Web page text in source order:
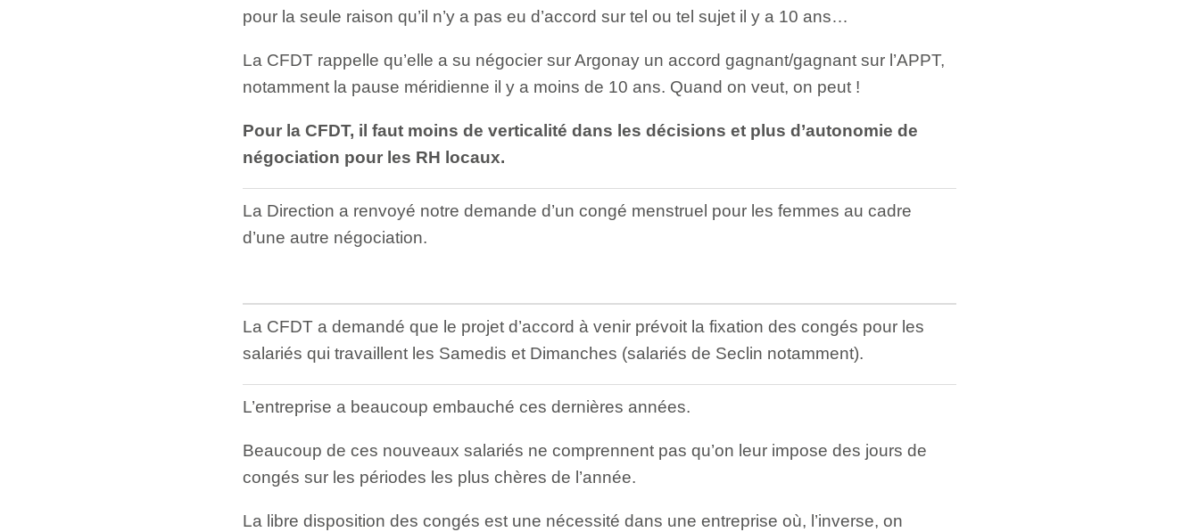
pour la seule raison qu’il n’y a pas eu d’accord sur tel ou tel sujet il y a 10 ans…
La CFDT rappelle qu’elle a su négocier sur Argonay un accord gagnant/gagnant sur l’APPT,
notamment la pause méridienne il y a moins de 10 ans. Quand on veut, on peut !
Pour la CFDT, il faut moins de verticalité dans les décisions et plus d’autonomie de
négociation pour les RH locaux.
La Direction a renvoyé notre demande d’un congé menstruel pour les femmes au cadre
d’une autre négociation.
La CFDT a demandé que le projet d’accord à venir prévoit la fixation des congés pour les
salariés qui travaillent les Samedis et Dimanches (salariés de Seclin notamment).
L’entreprise a beaucoup embauché ces dernières années.
Beaucoup de ces nouveaux salariés ne comprennent pas qu’on leur impose des jours de
congés sur les périodes les plus chères de l’année.
La libre disposition des congés est une nécessité dans une entreprise où, l’inverse, on